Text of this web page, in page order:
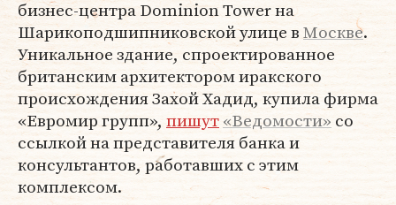
бизнес-центра Dominion Tower на
Шарикоподшипниковской улице вМоскве.
Уникальное здание, спроектированное
британским архитектором иракского
происхождения Захой Хадид, купила фирма
«Евромир групп», пишут«Ведомости» со
ссылкой на представителя банка и
консультантов, работавших с этим
комплексом.